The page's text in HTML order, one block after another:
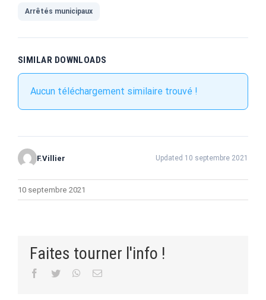
Arrêtés municipaux
SIMILAR DOWNLOADS
Aucun téléchargement similaire trouvé !
F.Villier Updated 10 septembre 2021
10 septembre 2021
Faites tourner l'info !
Facebook
Twitter WhatsApp
Email